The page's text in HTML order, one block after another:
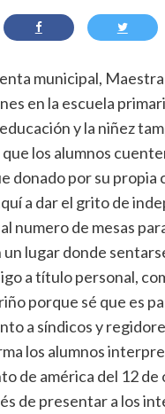
municipal,
en la escuela
y la niñez
los alumnos
donado por su propia
a dar el grito de
numero de mesas
lugar donde
a título personal,
porque sé que es
a síndicos y
los alumnos
de américa del 12
de presentar a los